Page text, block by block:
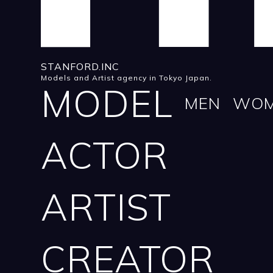
STANFORD.INC
Models and Artist agency in Tokyo Japan.
MODEL MEN
ACTOR
ARTIST
CREATOR